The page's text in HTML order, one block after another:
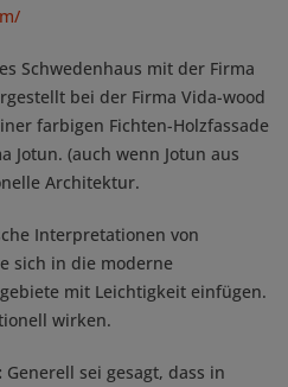
Schwedenhaus mit der Firma
bei der Firma Vida-wood
farbigen Fichten-Holzfassade
Jotun. (auch wenn Jotun aus
Architektur.
Interpretationen von
sich in die moderne
mit Leichtigkeit einfügen.
wirken.
Generell sei gesagt, dass in